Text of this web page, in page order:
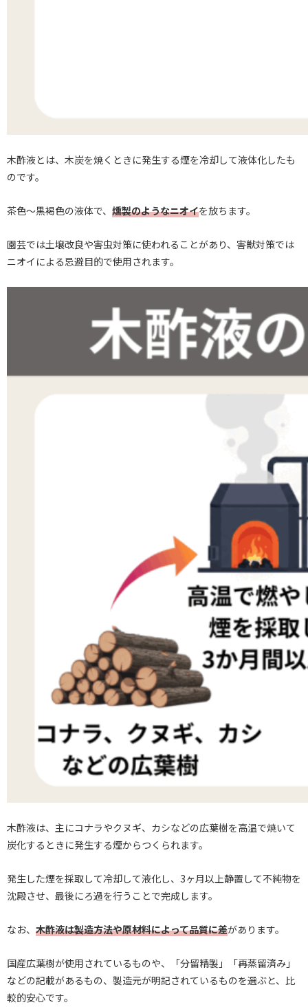
木酢液とは、木炭を焼くときに発生する煙を冷却して液体化したも
のです。
茶色〜黒褐色の液体で、 燻製のようなニオイを放ちます。
園芸では土壌改良や害虫対策に使われることがあり、害獣対策では
ニオイによる忌避目的で使用されます。
木酢液は、主にコナラやクヌギ、カシなどの広葉樹を高温で焼いて
炭化するときに発生する煙からつくられます。
発生した煙を採取して冷却して液化し、3ヶ月以上静置して不純物を
沈殿させ、最後にろ過を行うことで完成します。
なお、 木酢液は製造方法や原材料によって品質に差があります。
国産広葉樹が使用されているものや、「分留精製」「再蒸留済み」
などの記載があるもの、製造元が明記されているものを選ぶと、比
較的安心です。